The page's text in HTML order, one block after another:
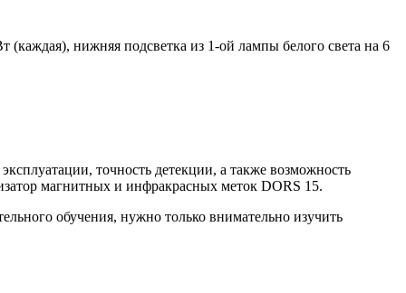
нижняя подсветка из 1-ой лампы белого света на 6
точность детекции, а также возможность
магнитных и инфракрасных меток DORS 15.
обучения, нужно только внимательно изучить